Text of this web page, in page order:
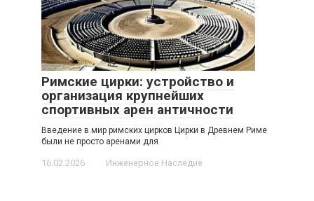
Римские цирки: устройство и
организация крупнейших
спортивных арен античности
Введение в мир римских цирков Цирки в Древнем Риме
были не просто аренами для
16.02.2026 Инженерное Наследие